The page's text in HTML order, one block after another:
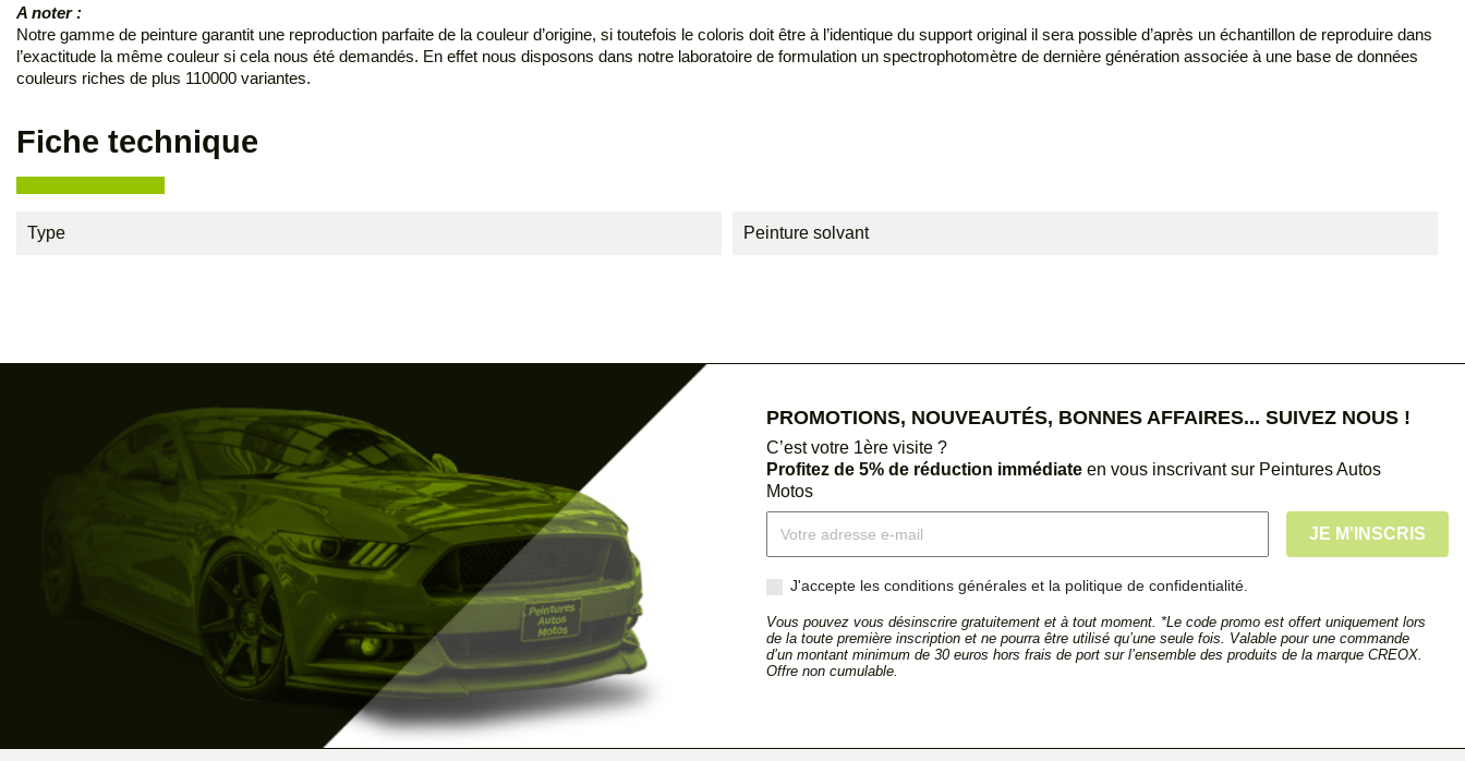
A noter :
Notre gamme de peinture garantit une reproduction parfaite de la couleur d’origine, si toutefois le coloris doit être à l’identique du support original il sera possible d’après un échantillon de reproduire dans
l’exactitude la même couleur si cela nous été demandés. En effet nous disposons dans notre laboratoire de formulation un spectrophotomètre de dernière génération associée à une base de données
couleurs riches de plus 110000 variantes.
Fiche technique
Type Peinture solvant
PROMOTIONS, NOUVEAUTÉS, BONNES AFFAIRES... SUIVEZ NOUS !
C’est votre 1ère visite ?
Profitez de 5% de réduction immédiate en vous inscrivant sur Peintures Autos
Motos
J'accepte les conditions générales et la politique de confidentialité.
Vous pouvez vous désinscrire gratuitement et à tout moment. *Le code promo est offert uniquement lors
de la toute première inscription et ne pourra être utilisé qu’une seule fois. Valable pour une commande
d’un montant minimum de 30 euros hors frais de port sur l’ensemble des produits de la marque CREOX.
Offre non cumulable.